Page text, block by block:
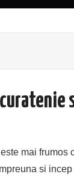
mai frumos
si